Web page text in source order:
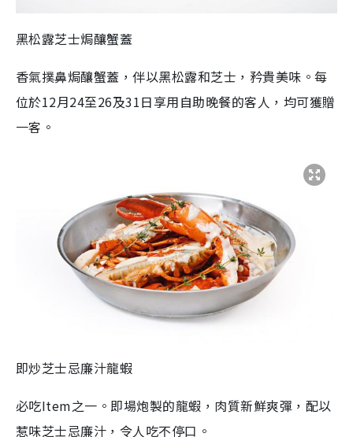
黑松露芝士焗釀蟹蓋
香氣撲鼻焗釀蟹蓋，伴以黑松露和芝士，矜貴美味。每
位於12月24至26及31日享用自助晚餐的客人，均可獲贈
一客。
即炒芝士忌廉汁龍蝦
必吃Item之一。即場炮製的龍蝦，肉質新鮮爽彈，配以
惹味芝士忌廉汁，令人吃不停口。